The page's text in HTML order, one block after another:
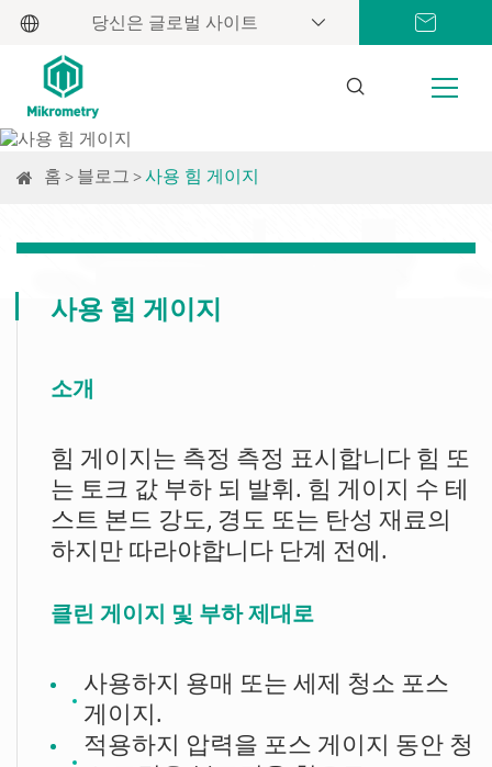
당신은 글로벌 사이트
홈 블로그 사용 힘 게이지
사용 힘 게이지
소개
힘 게이지는 측정 측정 표시합니다 힘 또
는 토크 값 부하 되 발휘. 힘 게이지 수 테
스트 본드 강도, 경도 또는 탄성 재료의
하지만 따라야합니다 단계 전에.
클린 게이지 및 부하 제대로
사용하지 용매 또는 세제 청소 포스
게이지.
적용하지 압력을 포스 게이지 동안 청